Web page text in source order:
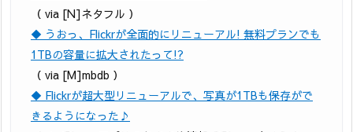
（ via [N]ネタフル ）
◆ うおっ、Flickrが全面的にリニューアル! 無料プランでも
1TBの容量に拡大されたって!?
（ via [M]mbdb ）
◆ Flickrが超大型リニューアルで、写真が1TBも保存がで
きるようになった♪